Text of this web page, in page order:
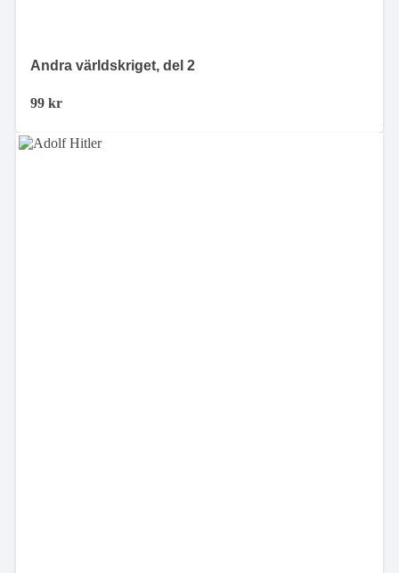
Andra världskriget, del 2
99 kr